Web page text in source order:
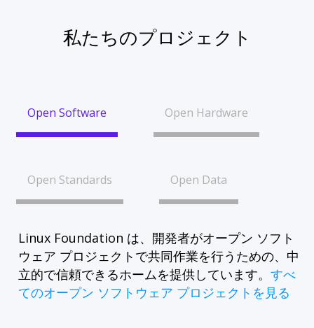
私たちのプロジェクト
Open Software Open Hardware
Open Standards Open Data
Linux Foundation は、開発者がオープン ソフト
ウェア プロジェクトで共同作業を行うための、中
立的で信頼できるホームを提供しています。 すべ
てのオープン ソフトウェア プロジェクトを見る